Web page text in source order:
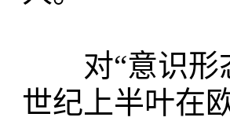
对“意识形
世纪上半叶在